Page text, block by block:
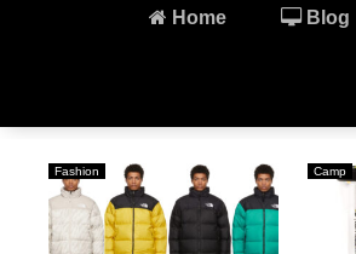
Home Blog
Fashion Camp